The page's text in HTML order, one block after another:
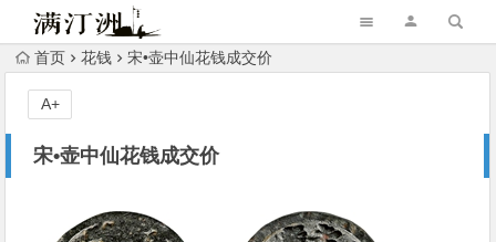
首页 花钱 宋•壶中仙花钱成交价
宋•壶中仙花钱成交价
A+